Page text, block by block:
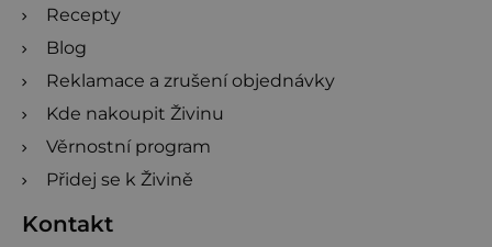
Recepty
Blog
Reklamace a zrušení objednávky
Kde nakoupit Živinu
Věrnostní program
Přidej se k Živině
Kontakt